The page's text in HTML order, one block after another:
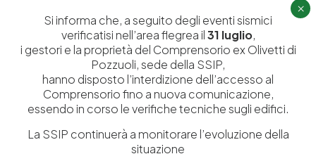
Istituita a Napoli per Regio Decreto nel 1885, la Stazione
Si informa che, a seguito degli eventi sismici
verificatisi nell’area flegrea il31 luglio,
i gestori e la proprietà del Comprensorio ex Olivetti di
Pozzuoli, sede della SSIP,
hanno disposto l’interdizione dell’accesso al
Comprensorio fino a nuova comunicazione,
essendo in corso le verifiche tecniche sugli edifici.
La SSIP continuerà a monitorare l’evoluzione della
situazione
×